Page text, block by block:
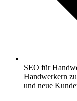
SEO für
Handwerkern
und neue